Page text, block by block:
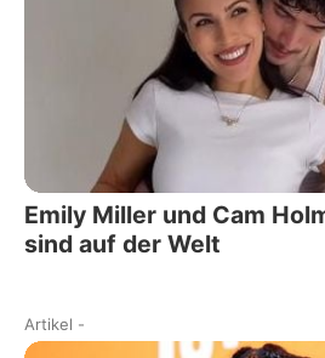
Emily Miller und Cam
sind auf der Welt
Artikel -